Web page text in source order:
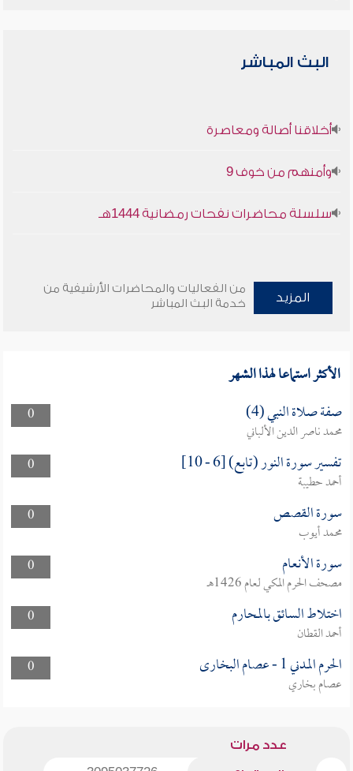
البث المباشر
أخلاقنا أصالة ومعاصرة
وأمنهم من خوف 9
سلسلة محاضرات نفحات رمضانية 1444هـ
المزيد
من الفعاليات والمحاضرات الأرشيفية من
خدمة البث المباشر
الأكثر استماعا لهذا الشهر
0 صفة صلاة النبي (4)
محمد ناصر الدين الألباني
0
تفسير سورة النور (تابع) [6 - 10]
أحمد حطيبة
0
سورة القصص
محمد أيوب
0
سورة الأنعام
مصحف الحرم المكي لعام 1426هـ
0
اختلاط السائق بالمحارم
أحمد القطان
0
الحرم المدني 1 - عصام البخارى
عصام بخاري
عدد مرات